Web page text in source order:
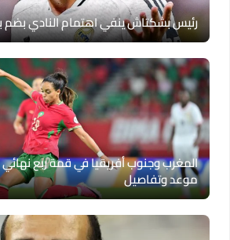
رئيس بشكتاش ينفي اهتمام النادي بضم
المغرب وجنوب أفريقيا في قمة ربع نهائي
موعد وتفاصيل